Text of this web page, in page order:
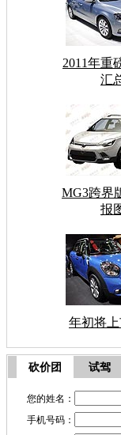
2011年重
汇
MG3跨界
报
年初将
砍价团 试驾
您的姓名：
手机号码：